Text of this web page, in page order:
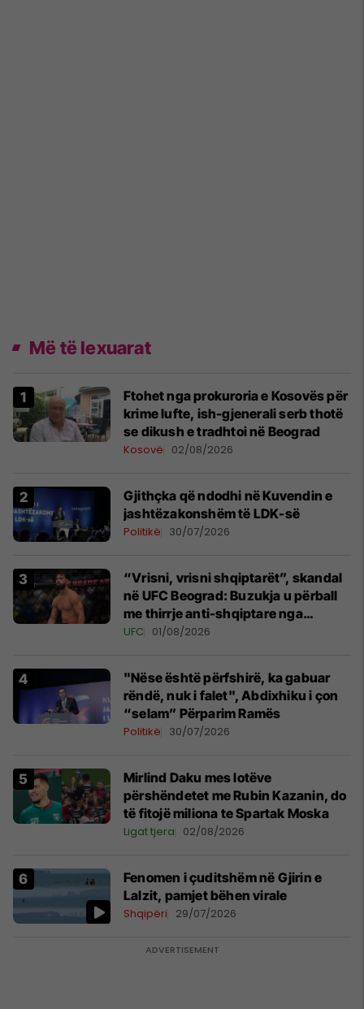
Më të lexuarat
Ftohet nga prokuroria e Kosovës për
krime lufte, ish-gjenerali serb thotë
se dikush e tradhtoi në Beograd
Kosovë 02/08/2026
Gjithçka që ndodhi në Kuvendin e
jashtëzakonshëm të LDK-së
Politikë 30/07/2026
“Vrisni, vrisni shqiptarët”, skandal
në UFC Beograd: Buzukja u përball
me thirrje anti-shqiptare nga
tribunat
UFC 01/08/2026
"Nëse është përfshirë, ka gabuar
rëndë, nuk i falet", Abdixhiku i çon
“selam” Përparim Ramës
Politikë 30/07/2026
Mirlind Daku mes lotëve
përshëndetet me Rubin Kazanin, do
të fitojë miliona te Spartak Moska
Ligat tjera 02/08/2026
Fenomen i çuditshëm në Gjirin e
Lalzit, pamjet bëhen virale
Shqipëri 29/07/2026